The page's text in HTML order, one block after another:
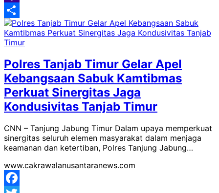
Classroom
Yahoo
Mail
Share
Polres Tanjab Timur Gelar Apel
Kebangsaan Sabuk Kamtibmas
Perkuat Sinergitas Jaga
Kondusivitas Tanjab Timur
CNN – Tanjung Jabung Timur Dalam upaya memperkuat
sinergitas seluruh elemen masyarakat dalam menjaga
keamanan dan ketertiban, Polres Tanjung Jabung…
www.cakrawalanusantaranews.com